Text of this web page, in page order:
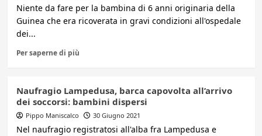
Niente da fare per la bambina di 6 anni originaria della
Guinea che era ricoverata in gravi condizioni all'ospedale
dei...
Per saperne di più
Naufragio Lampedusa, barca capovolta all’arrivo
dei soccorsi: bambini dispersi
Pippo Maniscalco 30 Giugno 2021
Nel naufragio registratosi all'alba fra Lampedusa e